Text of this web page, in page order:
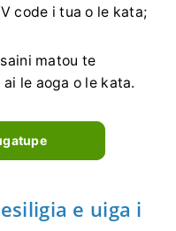
code i tua o le kata;
matou te
le aoga o le kata.
e uiga i